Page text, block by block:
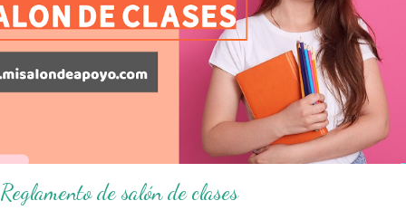
finalidad de que elaboramos un plan de intervención adecuado para
atender las necesidades que nuestro grupo requiera de acuerdo a los
resultados del examen trimestral que apliquemos. Sin mas que decir les
damos las gracias para seguir apoyándonos en este nuevo blog
educativo y gracias por su preferencia. Recuerden que todo material
Reglamento de salón de clases